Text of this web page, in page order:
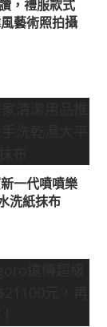
，禮服款式
藝術照拍攝
一代噴噴樂
洗紙抹布